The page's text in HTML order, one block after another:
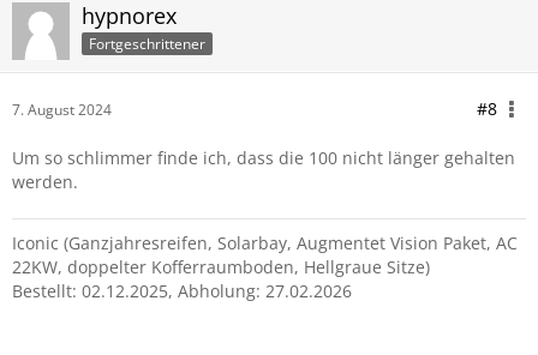
hypnorex
Fortgeschrittener
7. August 2024 #8
Um so schlimmer finde ich, dass die 100 nicht länger gehalten
werden.
Iconic (Ganzjahresreifen, Solarbay, Augmentet Vision Paket, AC
22KW, doppelter Kofferraumboden, Hellgraue Sitze)
Bestellt: 02.12.2025, Abholung: 27.02.2026